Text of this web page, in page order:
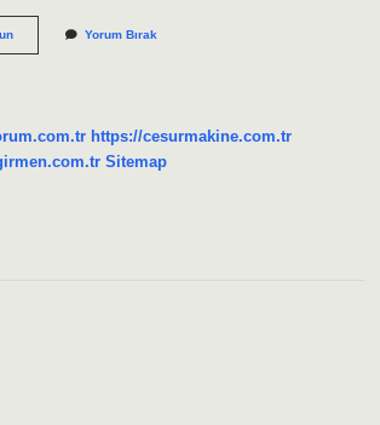
Kavrama
Yorum Bırak
https://cesurmakine.com.tr
Sitemap